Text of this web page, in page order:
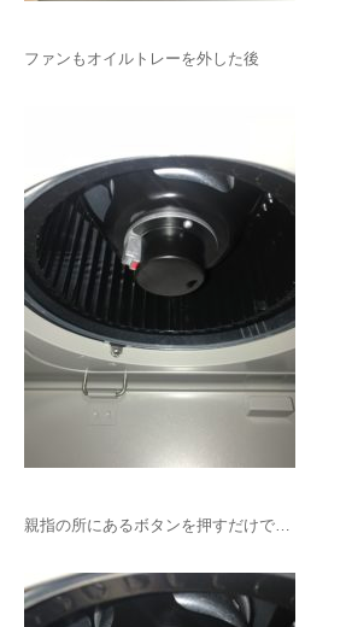
ファンもオイルトレーを外した後
親指の所にあるボタンを押すだけで…